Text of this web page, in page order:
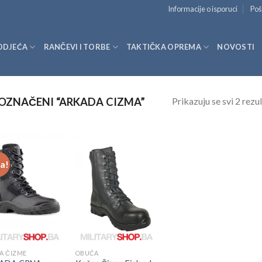
Informacije o isporuci
RANČEVI I TORBE TAKTIČKA OPREMA NOVOSTI
“ARKADA CIZMA” Prikazuju se svi 2
ČIZME OBUĆA